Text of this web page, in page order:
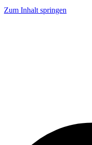
Zum Inhalt springen